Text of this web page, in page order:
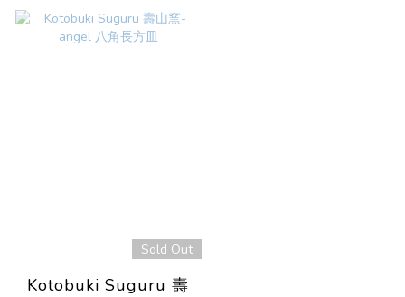
Sold Out
Kotobuki Suguru 壽